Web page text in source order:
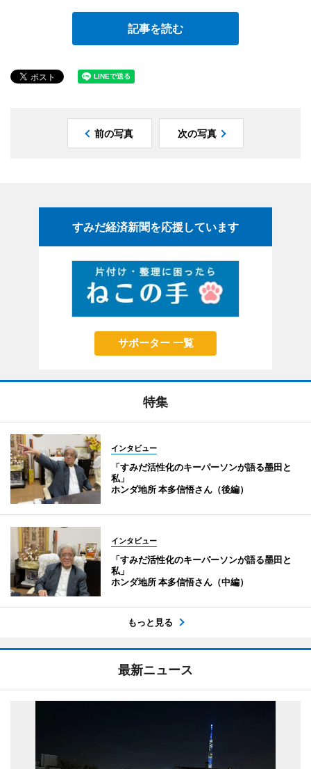
記事を読む
前の写真 次の写真
すみだ経済新聞を応援しています
サポーター 一覧
特集
インタビュー
「すみだ活性化のキーパーソンが語る墨田と
私」
ホンダ地所 本多信悟さん（後編）
インタビュー
「すみだ活性化のキーパーソンが語る墨田と
私」
ホンダ地所 本多信悟さん（中編）
もっと見る
最新ニュース